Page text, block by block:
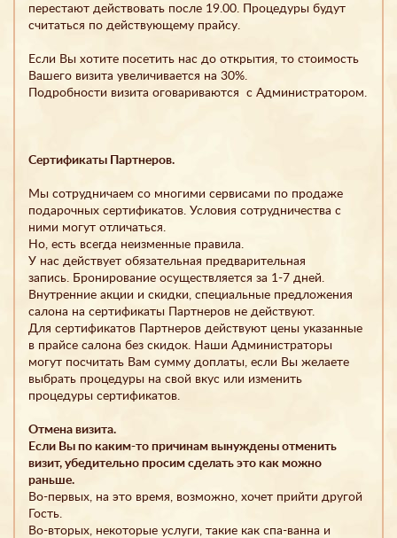
перестают действовать после 19.00. Процедуры будут
считаться по действующему прайсу.
Если Вы хотите посетить нас до открытия, то стоимость
Вашего визита увеличивается на 30%.
Подробности визита оговариваются с Администратором.
Сертификаты Партнеров.
Мы сотрудничаем со многими сервисами по продаже
подарочных сертификатов. Условия сотрудничества с
ними могут отличаться.
Но, есть всегда неизменные правила.
У нас действует обязательная предварительная
запись. Бронирование осуществляется за 1-7 дней.
Внутренние акции и скидки, специальные предложения
салона на сертификаты Партнеров не действуют.
Для сертификатов Партнеров действуют цены указанные
в прайсе салона без скидок. Наши Администраторы
могут посчитать Вам сумму доплаты, если Вы желаете
выбрать процедуры на свой вкус или изменить
процедуры сертификатов.
Отмена визита.
Если Вы по каким-то причинам вынуждены отменить
визит, убедительно просим сделать это как можно
раньше.
Во-первых, на это время, возможно, хочет прийти другой
Гость.
Во-вторых, некоторые услуги, такие как спа-ванна и